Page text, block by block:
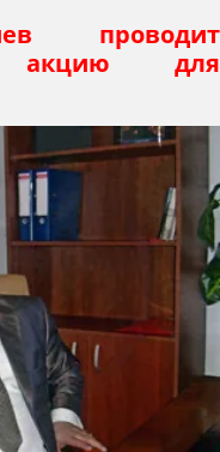
проводит
акцию для